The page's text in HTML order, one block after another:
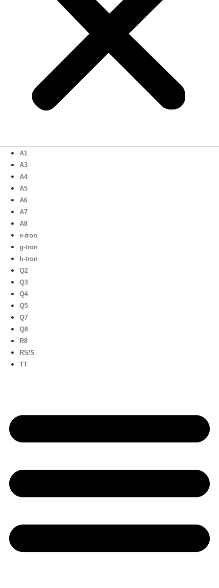
A1
A3
A4
A5
A6
A7
A8
e-tron
g-tron
h-tron
Q2
Q3
Q4
Q5
Q7
Q8
R8
RS/S
TT